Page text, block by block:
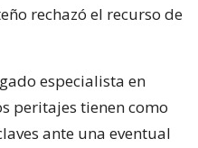
rechazó el recurso de
especialista en
peritajes tienen como
ante una eventual